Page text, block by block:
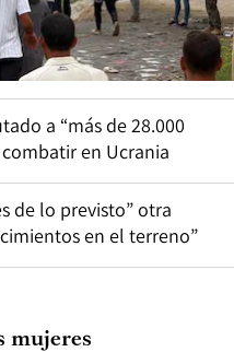
a “más de 28.000
en Ucrania
de lo previsto” otra
en el terreno”
mujeres